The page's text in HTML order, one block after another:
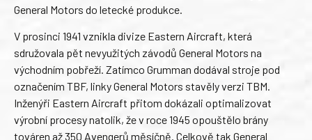
General Motors do letecké produkce.
V prosinci 1941 vznikla divize Eastern Aircraft, která
sdružovala pět nevyužitých závodů General Motors na
východním pobřeží. Zatímco Grumman dodával stroje pod
označením TBF, linky General Motors stavěly verzi TBM.
Inženýři Eastern Aircraft přitom dokázali optimalizovat
výrobní procesy natolik, že v roce 1945 opouštělo brány
továren až 350 Avengerů měsíčně. Celkově tak General